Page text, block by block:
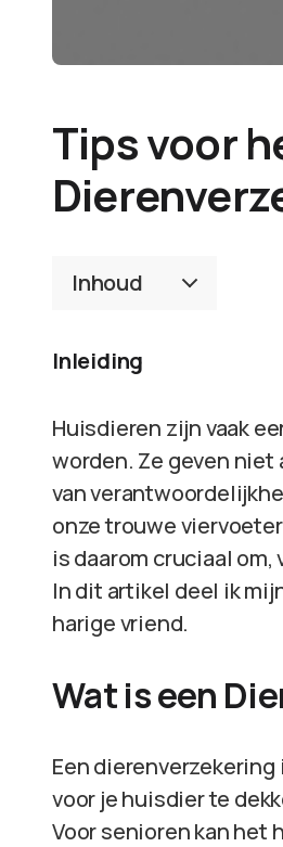
Tips voor
Inhoud
Inleiding
Huisdieren zijn vaak
worden. Ze geven niet
van
onze trouwe
is daarom cruciaal
In dit artikel deel ik
harige vriend.
Wat is een
Een
voor je huisdier te
Voor senioren kan het